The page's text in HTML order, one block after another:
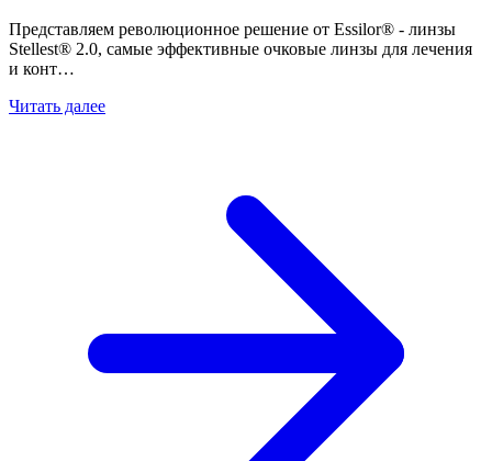
Представляем революционное решение от Essilor® - линзы
Stellest® 2.0, самые эффективные очковые линзы для лечения
и конт…
Читать далее